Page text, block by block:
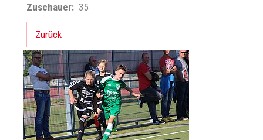
Zuschauer: 35
Zurück